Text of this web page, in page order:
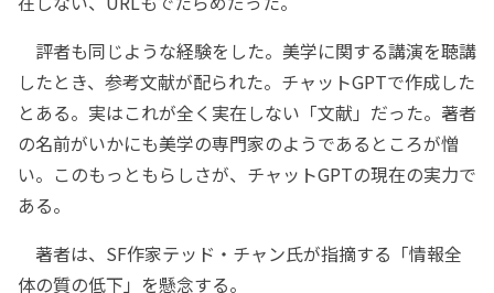
評者も同じような経験をした。美学に関する講演を聴講
したとき、参考文献が配られた。チャットGPTで作成した
とある。実はこれが全く実在しない「文献」だった。著者
の名前がいかにも美学の専門家のようであるところが憎
い。このもっともらしさが、チャットGPTの現在の実力で
ある。
著者は、SF作家テッド・チャン氏が指摘する「情報全
体の質の低下」を懸念する。